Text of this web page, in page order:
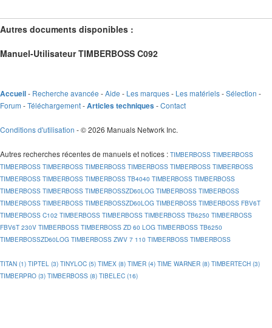
Autres documents disponibles :
Manuel-Utilisateur TIMBERBOSS C092
Accueil- Recherche avancée -Aide - Les marques- Les matériels-Sélection -
Forum -Téléchargement-Articles techniques -Contact
Conditions d'utilisation - © 2026 Manuals Network Inc.
Autres recherches récentes de manuels et notices : TIMBERBOSS TIMBERBOSS
TIMBERBOSS TIMBERBOSS TIMBERBOSS TIMBERBOSS TIMBERBOSS TIMBERBOSS
TIMBERBOSS TIMBERBOSS TIMBERBOSS TB4040 TIMBERBOSS TIMBERBOSS
TIMBERBOSS TIMBERBOSS TIMBERBOSSZD60LOG TIMBERBOSS TIMBERBOSS
TIMBERBOSS TIMBERBOSS TIMBERBOSSZD60LOG TIMBERBOSS TIMBERBOSS FBV6T
TIMBERBOSS C102 TIMBERBOSS TIMBERBOSS TIMBERBOSS TB6250 TIMBERBOSS
FBV6T 230V TIMBERBOSS TIMBERBOSS ZD 60 LOG TIMBERBOSS TB6250
TIMBERBOSSZD60LOG TIMBERBOSS ZWV 7 110 TIMBERBOSS TIMBERBOSS
TITAN (1) TIPTEL (3) TINYLOC (5) TIMEX (8) TIMER (4) TIME WARNER (8) TIMBERTECH (3)
TIMBERPRO (3) TIMBERBOSS (8) TIBELEC (16)